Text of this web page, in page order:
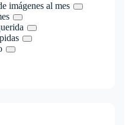
imágenes al mes